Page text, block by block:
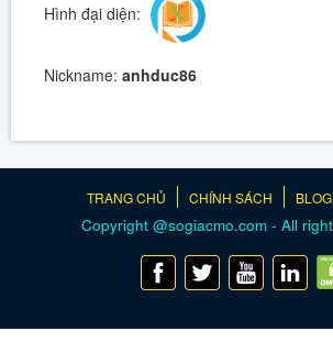
Hình đại diện:
Nickname: anhduc86
TRANG CHỦ CHÍNH SÁCH BLOG
Copyright @sogiacmo.com - All